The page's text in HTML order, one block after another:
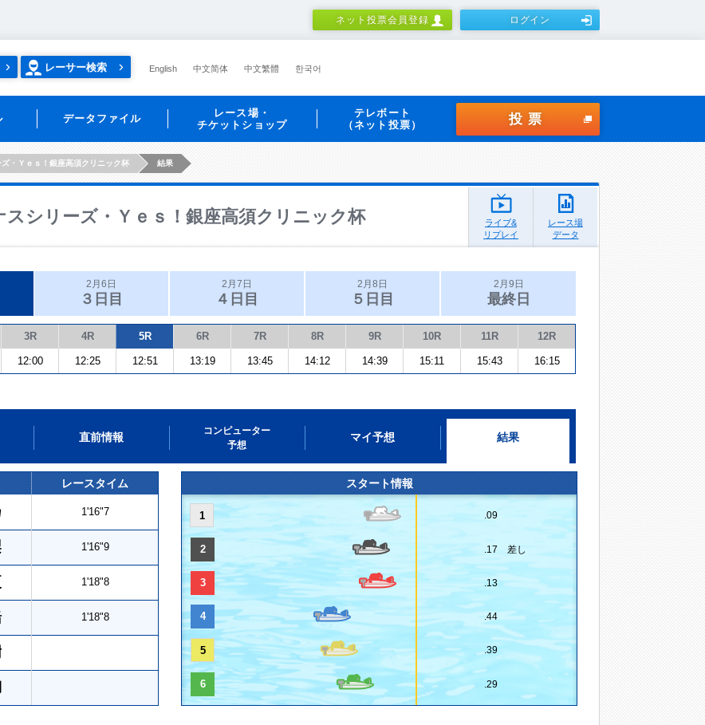
ネット投票会員登録 ログイン
レーサー検索 English 中文简体 中文繁體 한국어
データファイル
レース場・
チケットショップ
テレボート
（ネット投票）
投票
・Ｙｅｓ！銀座高須クリニック杯 結果
スシリーズ・Ｙｅｓ！銀座高須クリニック杯
ライブ&
リプレイ
レース場
データ
2月6日
３日目
2月7日
４日目
2月8日
５日目
2月9日
最終日
3R 4R 5R 6R 7R 8R 9R 10R 11R 12R
12:00 12:25 12:51 13:19 13:45 14:12 14:39 15:11 15:43 16:15
直前情報
コンピューター
予想
マイ予想 結果
レースタイム
1'16"7
1'16"9
1'18"8
1'18"8
スタート情報
1 .09
2 .17 差し
3 .13
4 .44
5 .39
6 .29